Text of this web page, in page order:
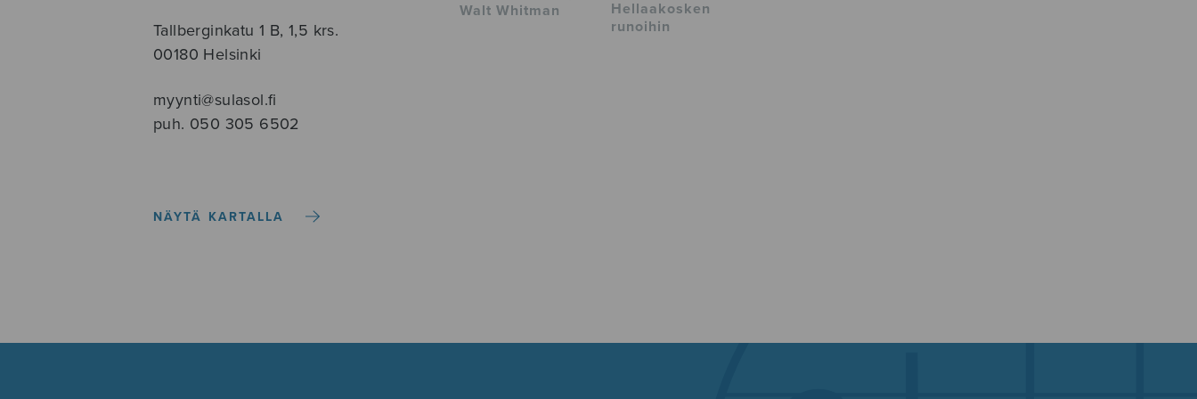
Tallberginkatu 1 B, 1,5 krs.
00180 Helsinki
myynti@sulasol.fi
puh. 050 305 6502
NÄYTÄ KARTALLA
Walt Whitman
Hellaakosken
runoihin